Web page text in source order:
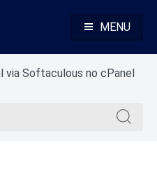
Revenda Alojamento Web
MENU
via Softaculous no cPanel
por: